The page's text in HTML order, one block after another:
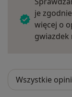
je
więcej o
gwiazdek